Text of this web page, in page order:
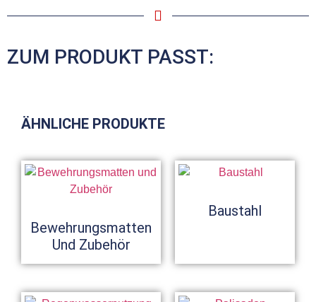
ZUM PRODUKT PASST:
ÄHNLICHE PRODUKTE
Bewehrungsmatten
Und Zubehör
Baustahl